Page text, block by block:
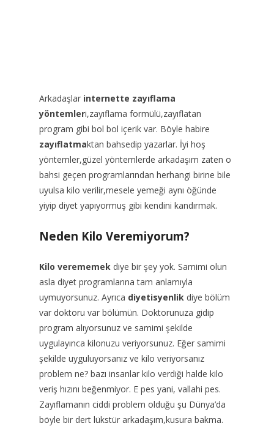
Arkadaşlar internette zayıflama
yöntemleri,zayıflama formülü,zayıflatan
program gibi bol bol içerik var. Böyle habire
zayıflatmaktan bahsedip yazarlar. İyi hoş
yöntemler,güzel yöntemlerde arkadaşım zaten o
bahsi geçen programlarından herhangi birine bile
uyulsa kilo verilir,mesele yemeği aynı öğünde
yiyip diyet yapıyormuş gibi kendini kandırmak.
Neden Kilo Veremiyorum?
Kilo verememek diye bir şey yok. Samimi olun
asla diyet programlarına tam anlamıyla
uymuyorsunuz. Ayrıca diyetisyenlik diye bölüm
var doktoru var bölümün. Doktorunuza gidip
program alıyorsunuz ve samimi şekilde
uygulayınca kilonuzu veriyorsunuz. Eğer samimi
şekilde uyguluyorsanız ve kilo veriyorsanız
problem ne? bazı insanlar kilo verdiği halde kilo
veriş hızını beğenmiyor. E pes yani, vallahi pes.
Zayıflamanın ciddi problem olduğu şu Dünya’da
böyle bir dert lükstür arkadaşım,kusura bakma.